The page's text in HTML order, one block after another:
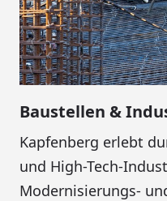
Baustellen &
Kapfenberg erlebt
und High-Tech-
Modernisierungs-